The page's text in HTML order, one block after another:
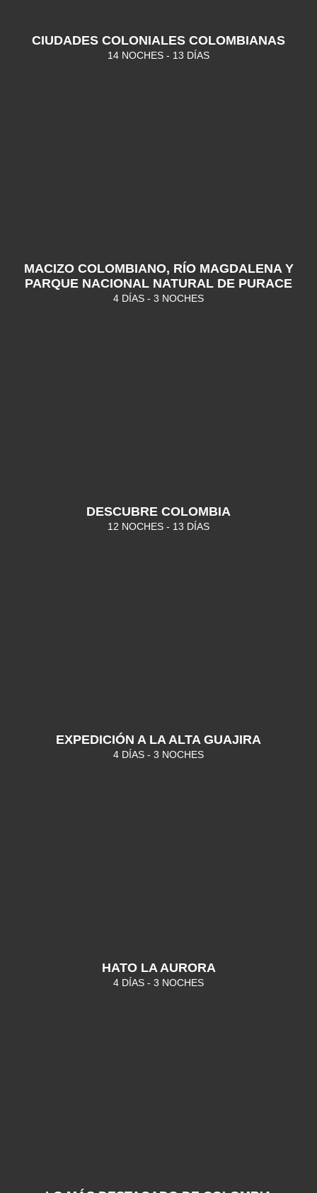
CIUDADES COLONIALES COLOMBIANAS
14 NOCHES - 13 DÍAS
MACIZO COLOMBIANO, RÍO MAGDALENA Y
PARQUE NACIONAL NATURAL DE PURACE
4 DÍAS - 3 NOCHES
DESCUBRE COLOMBIA
12 NOCHES - 13 DÍAS
EXPEDICIÓN A LA ALTA GUAJIRA
4 DÍAS - 3 NOCHES
HATO LA AURORA
4 DÍAS - 3 NOCHES